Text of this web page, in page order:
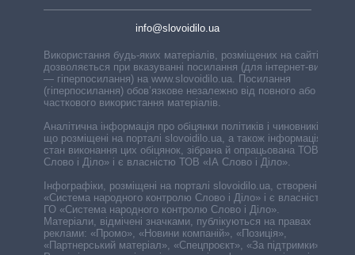
info@slovoidilo.ua
Використання будь-яких матеріалів, розміщених на сайті,
дозволяється при вказуванні посилання (для інтернет-видань
— гіперпосилання) на www.slovoidilo.ua. Посилання
(гіперпосилання) обов’язкове незалежно від повного або
часткового використання матеріалів.
Аналітична інформація про обіцянки політиків і чиновників,
що розміщені на порталі slovoidilo.ua, а також інформація про
стан виконання цих обіцянок, зібрана й опрацьована ТОВ «ІА
Слово і Діло» і є власністю ТОВ «ІА Слово і Діло».
Інфографіки, розміщені на порталі slovoidilo.ua, створені ГО
«Система народного контролю Слово і Діло» і є власністю
ГО «Система народного контролю Слово і Діло».
Матеріали, відмічені значками, публікуються на правах
реклами: «Промо», «Новини компаній», «Позиція»,
«Партнерський матеріал», «Спецпроєкт», «За підтримки».